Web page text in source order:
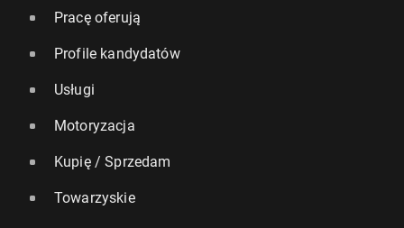
Pracę oferują
Profile kandydatów
Usługi
Motoryzacja
Kupię / Sprzedam
Towarzyskie